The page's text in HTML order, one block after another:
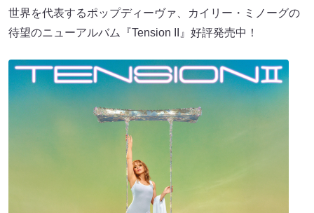
世界を代表するポップディーヴァ、カイリー・ミノーグの
待望のニューアルバム『Tension II』好評発売中！